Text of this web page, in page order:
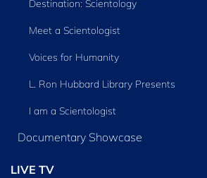
Destination: Scientology
Meet a Scientologist
Voices for Humanity
L. Ron Hubbard Library Presents
I am a Scientologist
Documentary Showcase
LIVE TV